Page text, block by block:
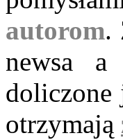
autorom.
newsa a
doliczone
otrzymają